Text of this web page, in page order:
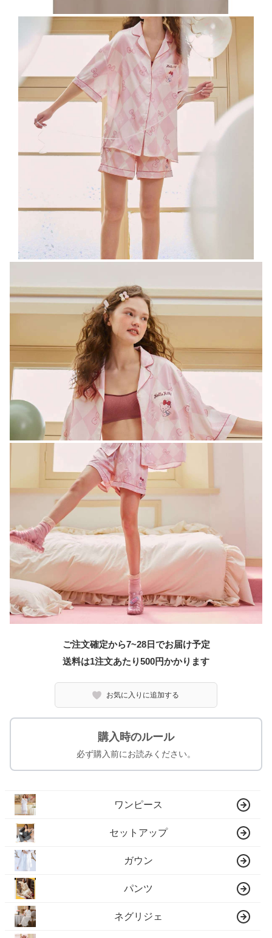
ご注文確定から7~28日でお届け予定
送料は1注文あたり500円かかります
お気に入りに追加する
購入時のルール
必ず購入前にお読みください。
ワンピース
セットアップ
ガウン
パンツ
ネグリジェ